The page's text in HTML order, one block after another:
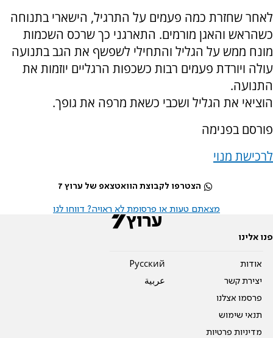
לאחר שחזרת כמה פעמים על התרגיל, הישארי בתנוחה
כשהראש והאגן מורמים. התארגני כך שרכס השכמות
מונח ממש על הגליל והתחילי לשפשף את הגב בתנועה
עולה ויורדת פעמים רבות כשכפות הרגליים יוזמות את
התנועה.
הוציאי את הגליל ושכבי כשאת מרפה את גופך.
פורסם בפנימה
לרכישת מנוי
הצטרפו לקבוצת הוואטצאפ של ערוץ 7
מצאתם טעות או פרסומת לא ראויה? דווחו לנו
פנו אלינו
אודות
יצירת קשר
פרסמו אצלנו
תנאי שימוש
מדיניות פרטיות
Pусский
عربية